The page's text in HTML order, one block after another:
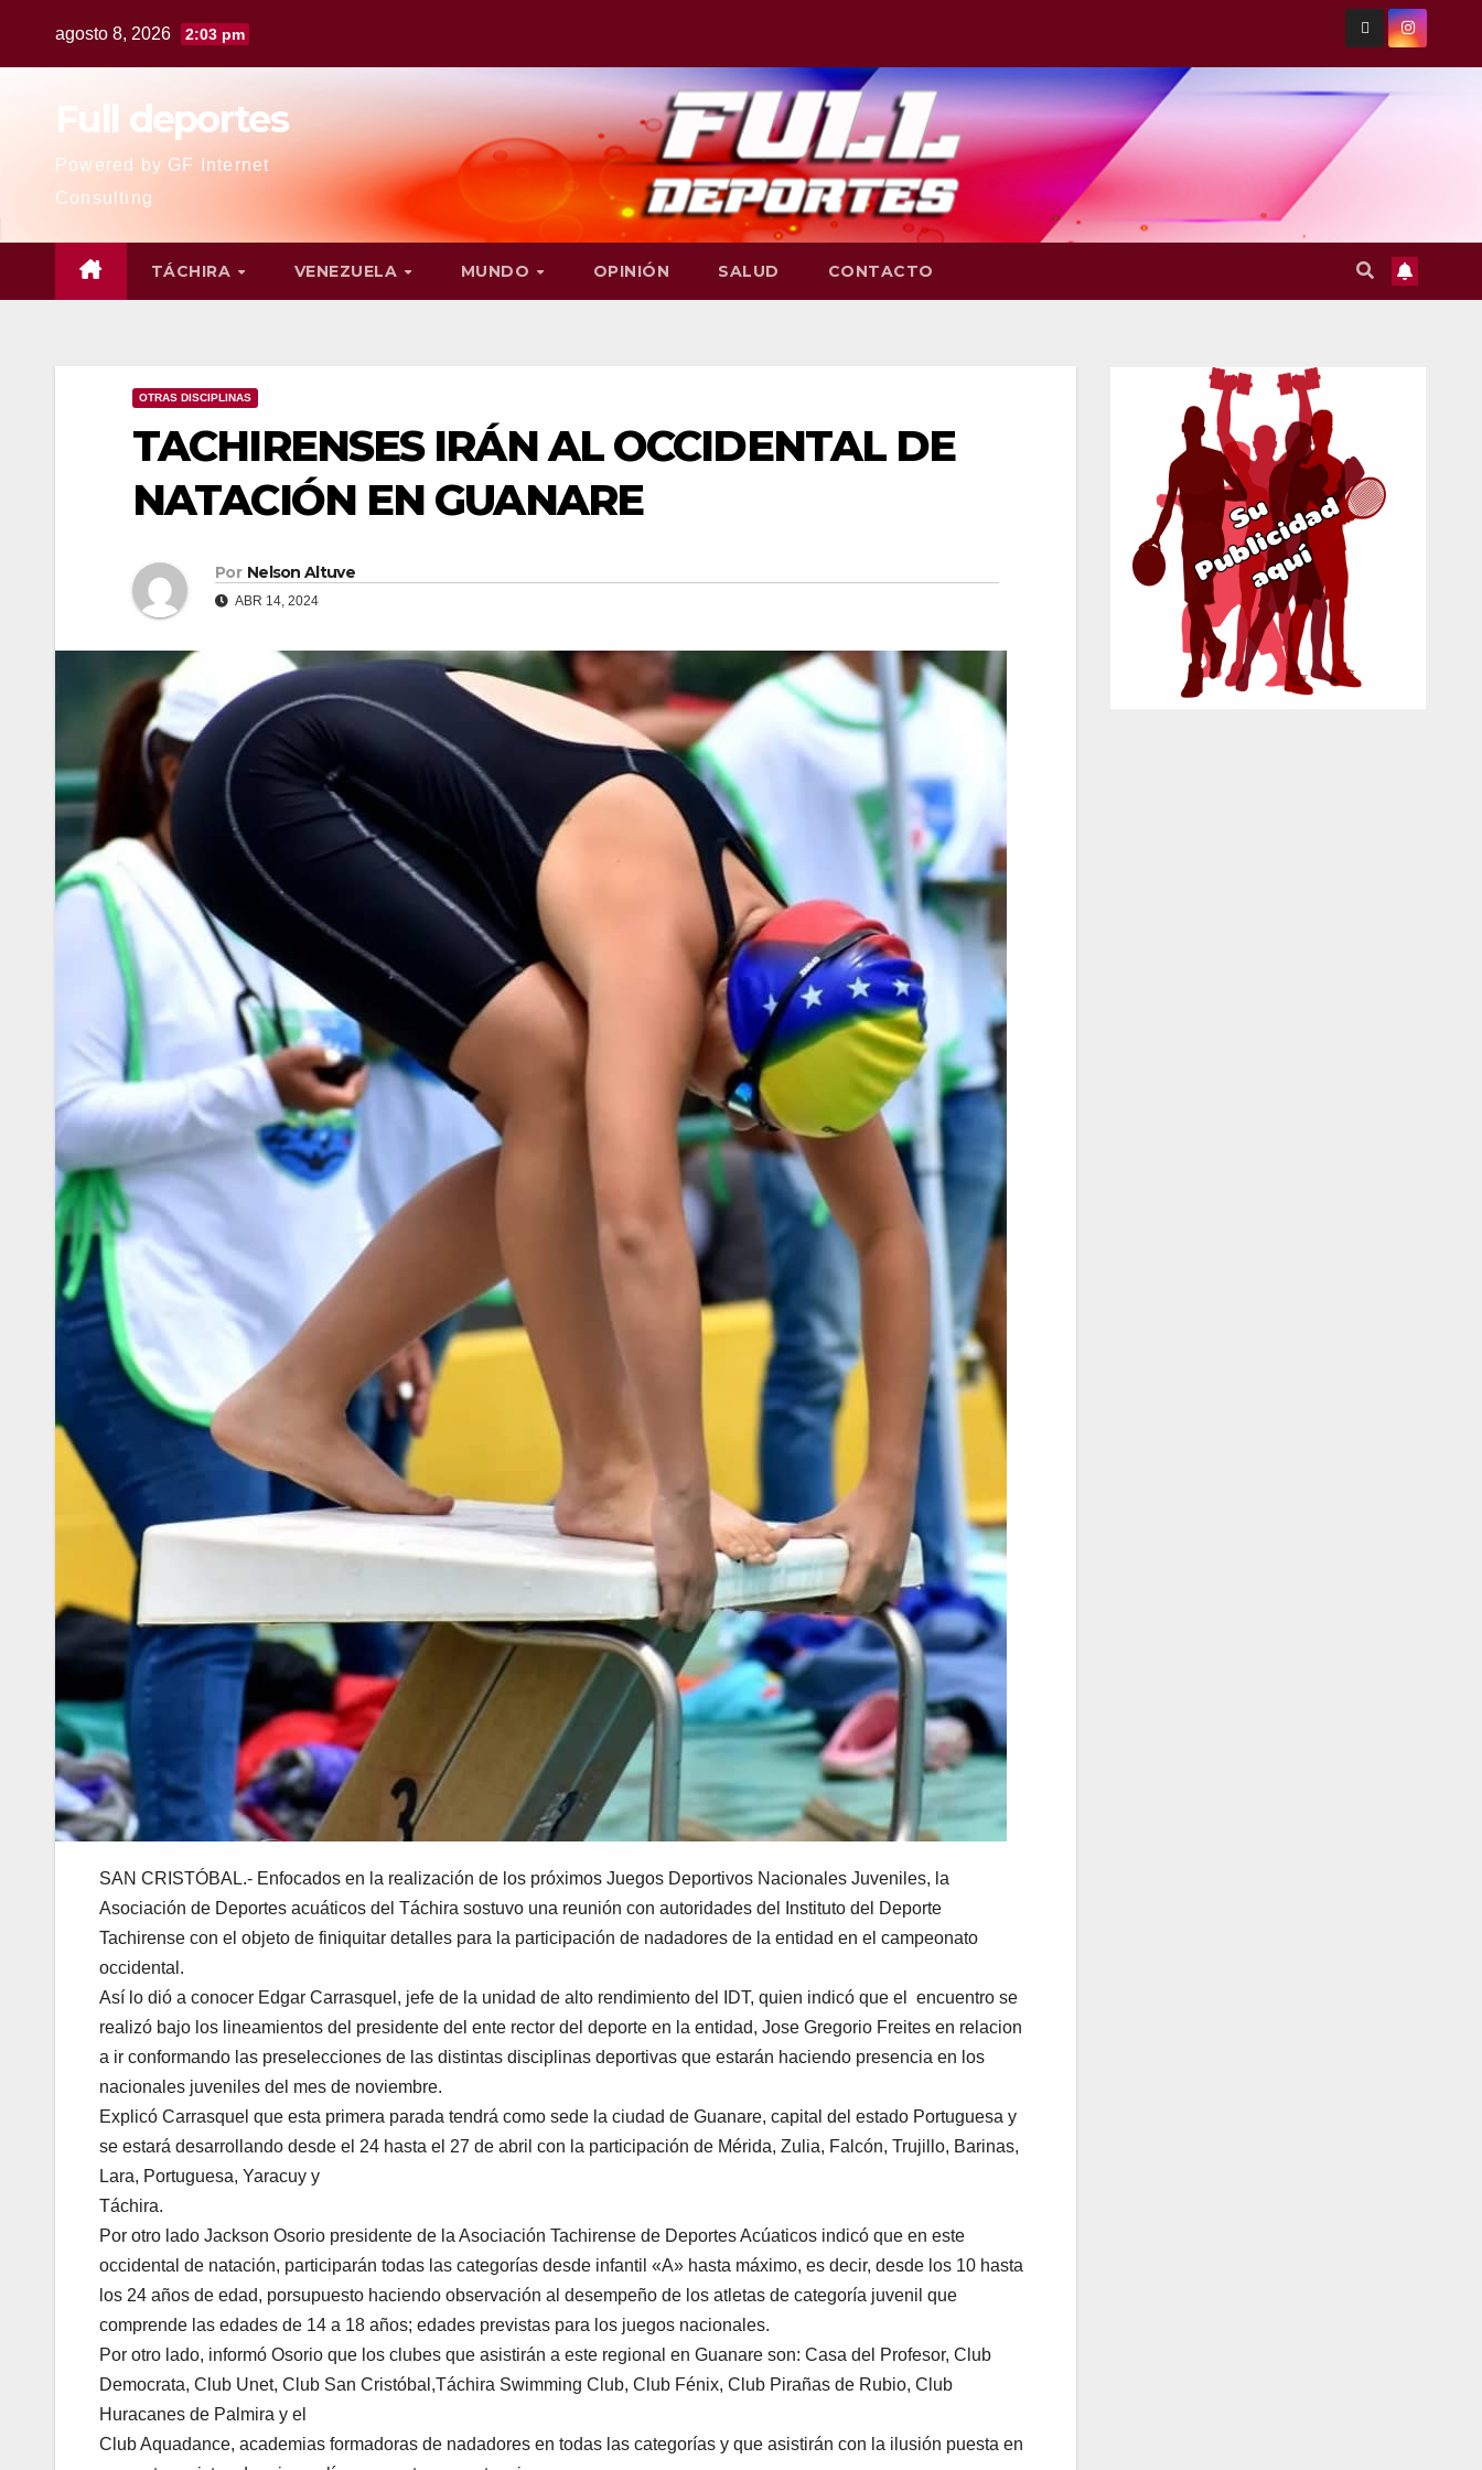
agosto 8, 2026 2:03 pm
Full deportes
Powered by GF Internet
Consulting
TÁCHIRA VENEZUELA MUNDO OPINIÓN SALUD CONTACTO
OTRAS DISCIPLINAS
TACHIRENSES IRÁN AL OCCIDENTAL DE
NATACIÓN EN GUANARE
Por Nelson Altuve
ABR 14, 2024
SAN CRISTÓBAL.- Enfocados en la realización de los próximos Juegos Deportivos Nacionales Juveniles, la
Asociación de Deportes acuáticos del Táchira sostuvo una reunión con autoridades del Instituto del Deporte
Tachirense con el objeto de finiquitar detalles para la participación de nadadores de la entidad en el campeonato
occidental.
Así lo dió a conocer Edgar Carrasquel, jefe de la unidad de alto rendimiento del IDT, quien indicó que el encuentro se
realizó bajo los lineamientos del presidente del ente rector del deporte en la entidad, Jose Gregorio Freites en relacion
a ir conformando las preselecciones de las distintas disciplinas deportivas que estarán haciendo presencia en los
nacionales juveniles del mes de noviembre.
Explicó Carrasquel que esta primera parada tendrá como sede la ciudad de Guanare, capital del estado Portuguesa y
se estará desarrollando desde el 24 hasta el 27 de abril con la participación de Mérida, Zulia, Falcón, Trujillo, Barinas,
Lara, Portuguesa, Yaracuy y
Táchira.
Por otro lado Jackson Osorio presidente de la Asociación Tachirense de Deportes Acúaticos indicó que en este
occidental de natación, participarán todas las categorías desde infantil «A» hasta máximo, es decir, desde los 10 hasta
los 24 años de edad, porsupuesto haciendo observación al desempeño de los atletas de categoría juvenil que
comprende las edades de 14 a 18 años; edades previstas para los juegos nacionales.
Por otro lado, informó Osorio que los clubes que asistirán a este regional en Guanare son: Casa del Profesor, Club
Democrata, Club Unet, Club San Cristóbal,Táchira Swimming Club, Club Fénix, Club Pirañas de Rubio, Club
Huracanes de Palmira y el
Club Aquadance, academias formadoras de nadadores en todas las categorías y que asistirán con la ilusión puesta en